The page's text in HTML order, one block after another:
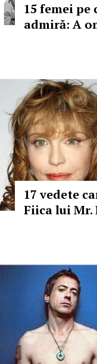
15 femei pe
admiră: A
17 vedete
Fiica lui Mr.